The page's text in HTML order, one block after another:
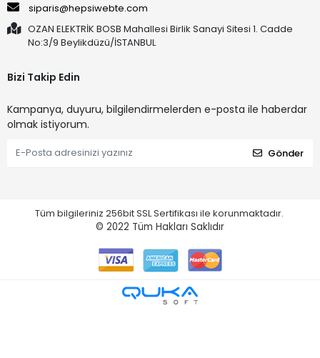
siparis@hepsiwebte.com
OZAN ELEKTRİK BOSB Mahallesi Birlik Sanayi Sitesi 1. Cadde
No:3/9 Beylikdüzü/İSTANBUL
Bizi Takip Edin
Kampanya, duyuru, bilgilendirmelerden e-posta ile haberdar
olmak istiyorum.
Gönder
Tüm bilgileriniz 256bit SSL Sertifikası ile korunmaktadır.
© 2022 Tüm Hakları Saklıdır